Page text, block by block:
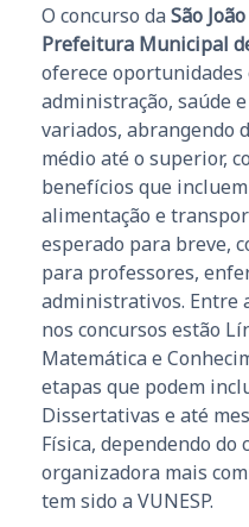
O concurso da São
Prefeitura Municipal
oferece oportunidades
administração, saúde e
variados, abrangendo
médio até o superior,
benefícios que
alimentação e
esperado para breve,
para professores,
administrativos. Entre
nos concursos estão
Matemática e
etapas que podem
Dissertativas e até
Física, dependendo do
organizadora mais
tem sido a VUNESP.